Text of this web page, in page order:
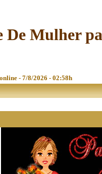
De Mulher
- 7/8/2026 - 02:58h